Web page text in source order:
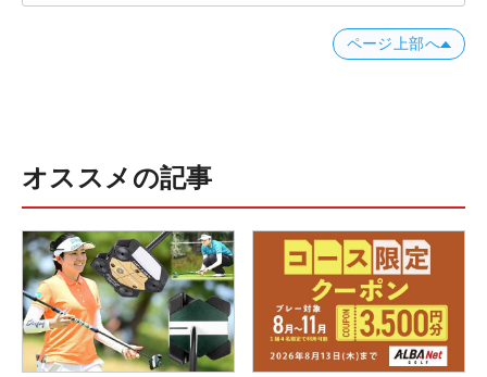
ページ上部へ
オススメの記事